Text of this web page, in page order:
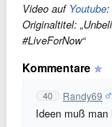
Video auf Youtube:
Originaltitel:
#LiveForNow“
Kommentare
40 Randy69
Ideen muß